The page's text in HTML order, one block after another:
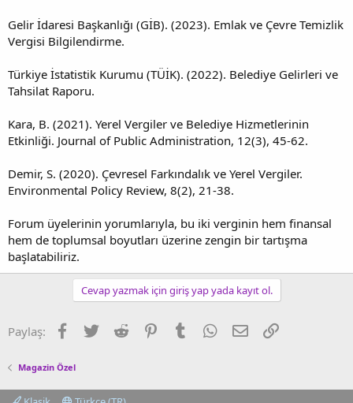
Gelir İdaresi Başkanlığı (GİB). (2023). Emlak ve Çevre Temizlik
Vergisi Bilgilendirme.
Türkiye İstatistik Kurumu (TÜİK). (2022). Belediye Gelirleri ve
Tahsilat Raporu.
Kara, B. (2021). Yerel Vergiler ve Belediye Hizmetlerinin
Etkinliği. Journal of Public Administration, 12(3), 45-62.
Demir, S. (2020). Çevresel Farkındalık ve Yerel Vergiler.
Environmental Policy Review, 8(2), 21-38.
Forum üyelerinin yorumlarıyla, bu iki verginin hem finansal
hem de toplumsal boyutları üzerine zengin bir tartışma
başlatabiliriz.
Cevap yazmak için giriş yap yada kayıt ol.
Paylaş: Facebook
TwitterReddit PinterestTumblrWhatsApp
E-postaLink
Magazin Özel